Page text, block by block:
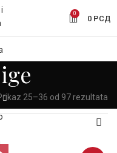
0
0 РСД
25–36 od 97 rezultata